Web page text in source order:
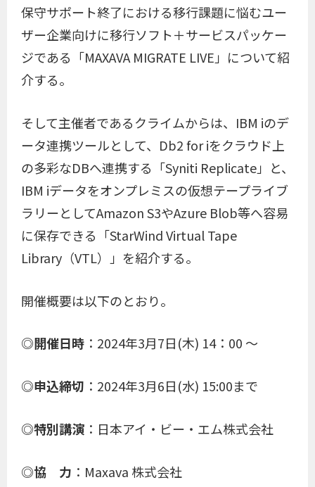
保守サポート終了における移行課題に悩むユー
ザー企業向けに移行ソフト＋サービスパッケー
ジである「MAXAVA MIGRATE LIVE」について紹
介する。
そして主催者であるクライムからは、IBM iのデ
ータ連携ツールとして、Db2 for iをクラウド上
の多彩なDBへ連携する「Syniti Replicate」と、
IBM iデータをオンプレミスの仮想テープライブ
ラリーとしてAmazon S3やAzure Blob等へ容易
に保存できる「StarWind Virtual Tape
Library（VTL）」を紹介する。
開催概要は以下のとおり。
◎開催日時 ：2024年3月7日(木) 14：00 ～
◎申込締切 ：2024年3月6日(水) 15:00まで
◎特別講演 ：日本アイ・ビー・エム株式会社
◎協 力 ：Maxava 株式会社